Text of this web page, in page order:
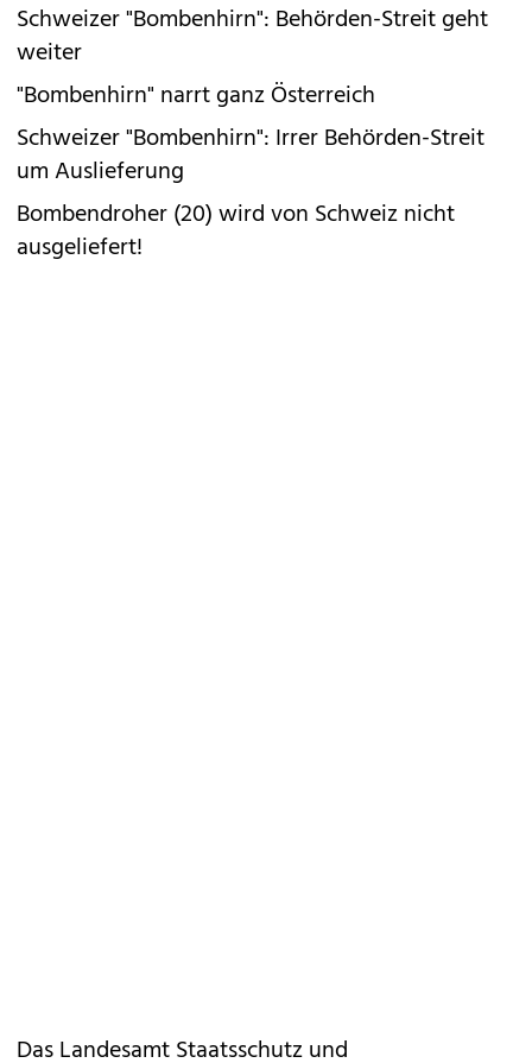
Schweizer "Bombenhirn": Behörden-Streit geht
weiter
"Bombenhirn" narrt ganz Österreich
Schweizer "Bombenhirn": Irrer Behörden-Streit
um Auslieferung
Bombendroher (20) wird von Schweiz nicht
ausgeliefert!
Das Landesamt Staatsschutz und